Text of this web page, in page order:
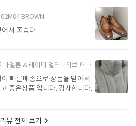
BROWN
서 좋습다
터너티브 퍼 케이프 PI002017D 12017Z 1985Chatilly Beige
빠른배송으로 상품을 받아서
좋은상품 입니다. 감사합니다.
리뷰 전체 보기